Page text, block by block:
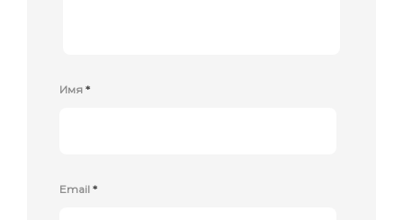
Имя *
Email *